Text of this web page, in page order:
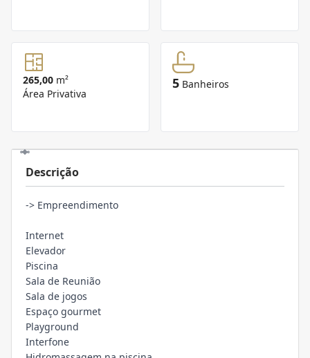
265,00 m²
Área Privativa
5 Banheiros
Descrição
-> Empreendimento
Internet
Elevador
Piscina
Sala de Reunião
Sala de jogos
Espaço gourmet
Playground
Interfone